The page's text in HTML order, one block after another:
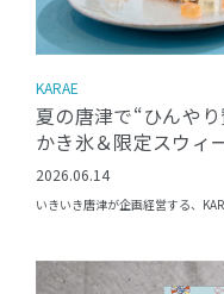
KARAE
夏の唐津で“ひんや
かき氷＆限定スウィ
2026.06.14
いきいき唐津が企画経営する、